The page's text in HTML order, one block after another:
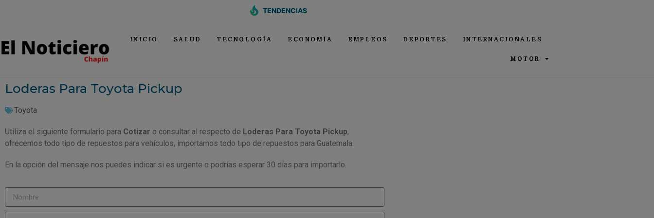
TENDENCIAS
INICIO SALUD TECNOLOGÍA ECONOMÍA EMPLEOS DEPORTES INTERNACIONALES
MOTOR
Loderas Para Toyota Pickup
Toyota
Utiliza el siguiente formulario para Cotizar o consultar al respecto de Loderas Para Toyota Pickup,
ofrecemos todo tipo de repuestos para vehículos, importamos todo tipo de repuestos para Guatemala.
En la opción del mensaje nos puedes indicar si es urgente o podrías esperar 30 días para importarlo.